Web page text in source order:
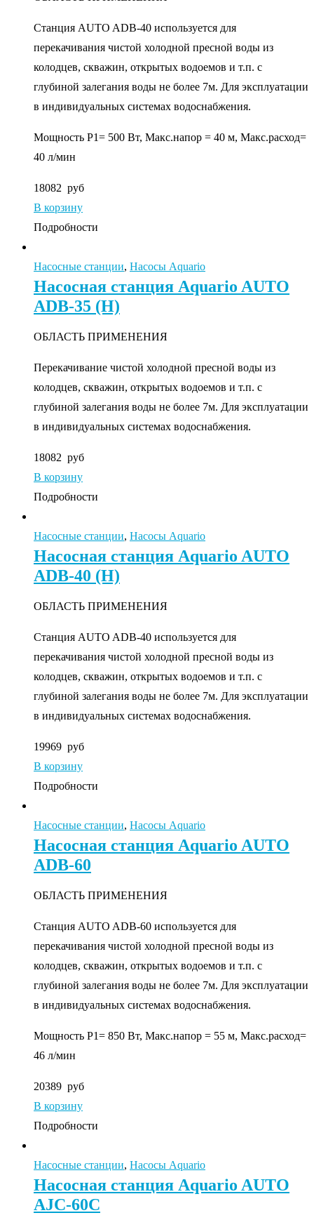
Станция AUTO ADB-40 используется для
перекачивания чистой холодной пресной воды из
колодцев, скважин, открытых водоемов и т.п. с
глубиной залегания воды не более 7м. Для эксплуатации
в индивидуальных системах водоснабжения.
Мощность P1= 500 Вт, Макс.напор = 40 м, Макс.расход=
40 л/мин
18082 руб
В корзину
Подробности
Насосные станции, Насосы Aquario
Насосная станция Aquario AUTO
ADB-35 (Н)
ОБЛАСТЬ ПРИМЕНЕНИЯ
Перекачивание чистой холодной пресной воды из
колодцев, скважин, открытых водоемов и т.п. с
глубиной залегания воды не более 7м. Для эксплуатации
в индивидуальных системах водоснабжения.
18082 руб
В корзину
Подробности
Насосные станции, Насосы Aquario
Насосная станция Aquario AUTO
ADB-40 (Н)
ОБЛАСТЬ ПРИМЕНЕНИЯ
Станция AUTO ADB-40 используется для
перекачивания чистой холодной пресной воды из
колодцев, скважин, открытых водоемов и т.п. с
глубиной залегания воды не более 7м. Для эксплуатации
в индивидуальных системах водоснабжения.
19969 руб
В корзину
Подробности
Насосные станции, Насосы Aquario
Насосная станция Aquario AUTO
ADB-60
ОБЛАСТЬ ПРИМЕНЕНИЯ
Станция AUTO ADB-60 используется для
перекачивания чистой холодной пресной воды из
колодцев, скважин, открытых водоемов и т.п. с
глубиной залегания воды не более 7м. Для эксплуатации
в индивидуальных системах водоснабжения.
Мощность P1= 850 Вт, Макс.напор = 55 м, Макс.расход=
46 л/мин
20389 руб
В корзину
Подробности
Насосные станции, Насосы Aquario
Насосная станция Aquario AUTO
AJC-60C